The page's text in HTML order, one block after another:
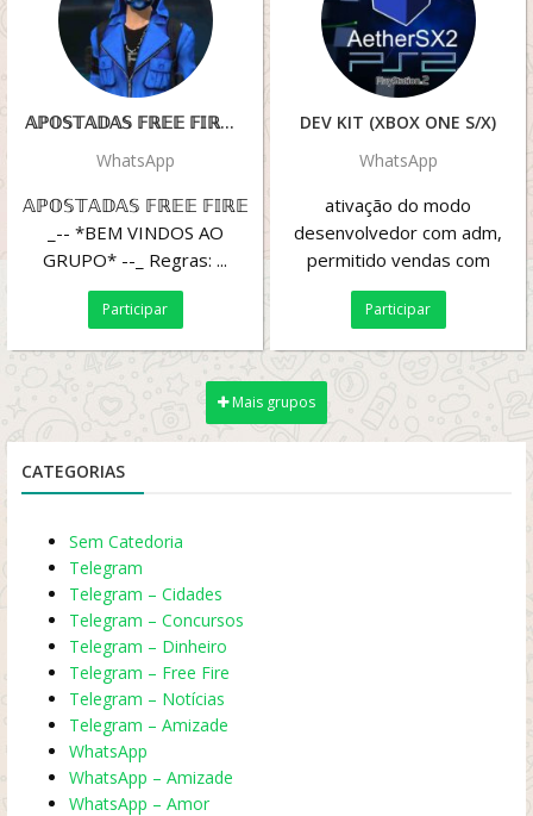
𝔸ℙ𝕆𝕊𝕋𝔸𝔻𝔸𝕊 𝔽ℝ𝔼𝔼 𝔽𝕀ℝ𝔼 -
WhatsApp
𝔸ℙ𝕆𝕊𝕋𝔸𝔻𝔸𝕊 𝔽ℝ𝔼𝔼 𝔽𝕀ℝ𝔼
_-- *BEM VINDOS AO
GRUPO* --_ Regras: ...
Participar
DEV KIT (XBOX ONE S/X)
WhatsApp
ativação do modo
desenvolvedor com adm,
permitido vendas com
permissão dos adms,sejam
bem vindos!
Participar
Mais grupos
CATEGORIAS
Sem Catedoria
Telegram
Telegram – Cidades
Telegram – Concursos
Telegram – Dinheiro
Telegram – Free Fire
Telegram – Notícias
Telegram – Amizade
WhatsApp
WhatsApp – Amizade
WhatsApp – Amor